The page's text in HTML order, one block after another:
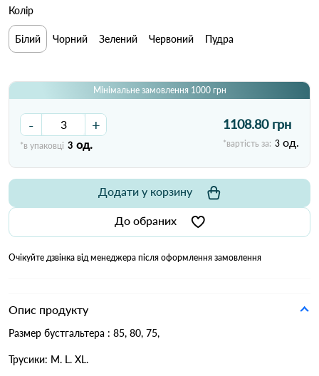
Колір
Білий Чорний Зелений Червоний Пудра
Мінімальне замовлення 1000 грн
- +
*в упаковці 3 од.
1108.80 грн
*вартість за: 3 од.
До обраних
Додати у корзину
Очікуйте дзвінка від менеджера після оформлення замовлення
Опис продукту
Размер бустгальтера : 85, 80, 75,
Трусики: M. L. XL.